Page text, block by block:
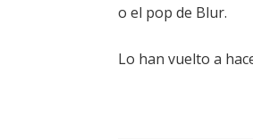
o el pop de Blur.
Lo han vuelto a